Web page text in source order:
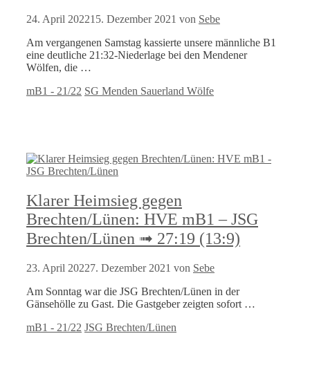
24. April 202215. Dezember 2021 von Sebe
Am vergangenen Samstag kassierte unsere männliche B1
eine deutliche 21:32-Niederlage bei den Mendener
Wölfen, die …
Kategorien
mB1 - 21/22 Schlagwörter
SG Menden Sauerland Wölfe
Klarer Heimsieg gegen
Brechten/Lünen: HVE mB1 – JSG
Brechten/Lünen ➟ 27:19 (13:9)
23. April 20227. Dezember 2021 von Sebe
Am Sonntag war die JSG Brechten/Lünen in der
Gänsehölle zu Gast. Die Gastgeber zeigten sofort …
Kategorien
mB1 - 21/22 Schlagwörter
JSG Brechten/Lünen